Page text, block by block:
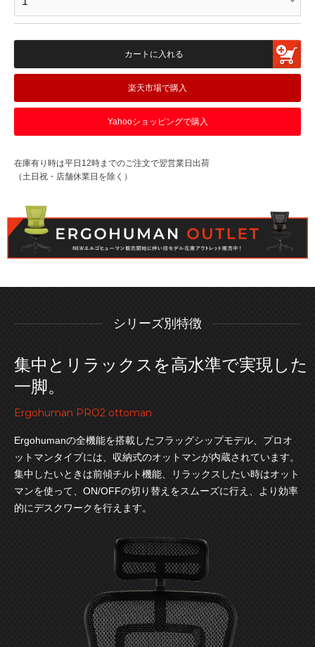
カートに入れる
楽天市場で購入
Yahooショッピングで購入
在庫有り時は平日12時までのご注文で翌営業日出荷
（土日祝・店舗休業日を除く）
シリーズ別特徴
集中とリラックスを高水準で実現した
一脚。
Ergohuman PRO2 ottoman
Ergohumanの全機能を搭載したフラッグシップモデル、プロオ
ットマンタイプには、収納式のオットマンが内蔵されています。
集中したいときは前傾チルト機能、リラックスしたい時はオット
マンを使って、ON/OFFの切り替えをスムーズに行え、より効率
的にデスクワークを行えます。